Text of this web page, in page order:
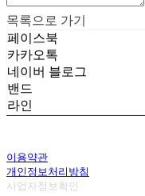
목록으로 가기
페이스북
카카오톡
네이버 블로그
밴드
라인
이용약관
개인정보처리방침
사업자정보확인